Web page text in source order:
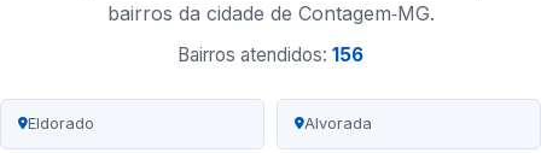
bairros da cidade de Contagem‑MG.
Bairros atendidos: 156
Eldorado Alvorada